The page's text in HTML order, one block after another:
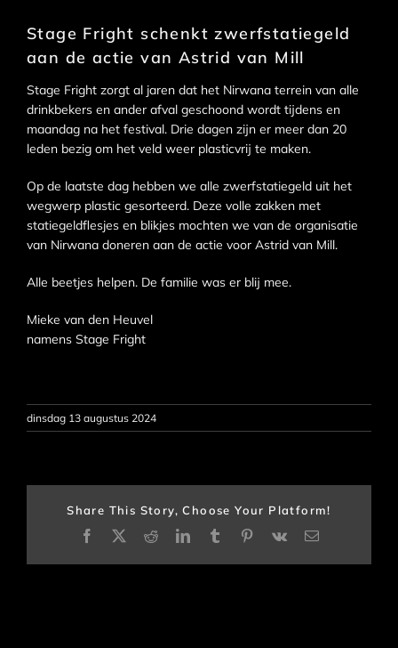
Stage Fright schenkt zwerfstatiegeld
aan de actie van Astrid van Mill
Stage Fright zorgt al jaren dat het Nirwana terrein van alle
drinkbekers en ander afval geschoond wordt tijdens en
maandag na het festival. Drie dagen zijn er meer dan 20
leden bezig om het veld weer plasticvrij te maken.
Op de laatste dag hebben we alle zwerfstatiegeld uit het
wegwerp plastic gesorteerd. Deze volle zakken met
statiegeldflesjes en blikjes mochten we van de organisatie
van Nirwana doneren aan de actie voor Astrid van Mill.
Alle beetjes helpen. De familie was er blij mee.
Mieke van den Heuvel
namens Stage Fright
dinsdag 13 augustus 2024
Share This Story, Choose Your Platform!
Facebook
X RedditLinkedInTumblrPinterest
Vk
E-